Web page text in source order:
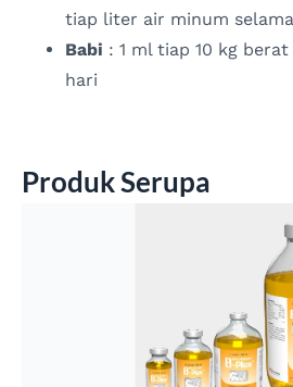
tiap liter air minum
Babi : 1 ml tiap 10 kg
hari
Produk Serupa